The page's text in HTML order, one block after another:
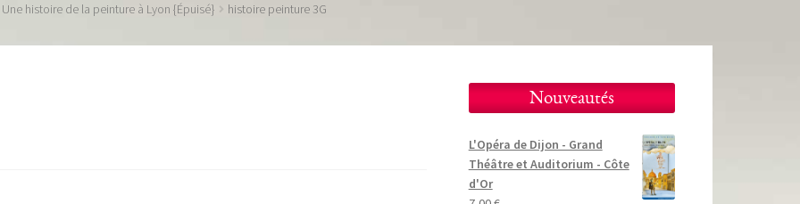
Une histoire de la peinture à Lyon {Épuisé} histoire peinture 3G
Nouveautés
L'Opéra de Dijon - Grand
Théâtre et Auditorium - Côte
d'Or